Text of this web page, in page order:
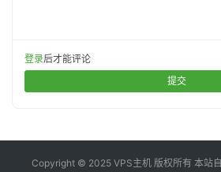
affected VMs were
登录后才能评论
提交
Copyright © 2025 VPS主机 版权所有 本站